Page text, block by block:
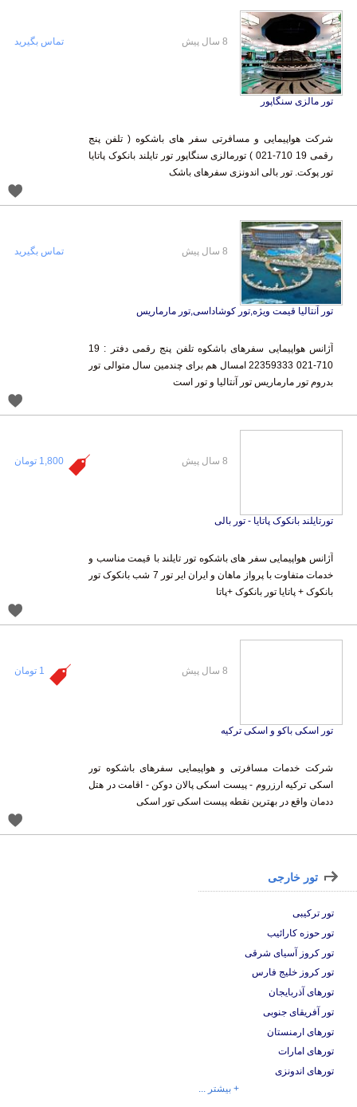
تور مالزی سنگاپور
شرکت هواپیمایی و مسافرتی سفر های باشکوه ( تلفن پنج
رقمی 19 710-021 ) تورمالزی سنگاپور تور تایلند بانکوک پاتایا
تور پوکت. تور بالی اندونزی سفرهای باشک
8 سال پیش تماس بگیرید
تور آنتالیا قیمت ویژه,تور کوشاداسی,تور مارماریس
آژانس هواپیمایی سفرهای باشکوه تلفن پنج رقمی دفتر : 19
710-021 22359333 امسال هم برای چندمین سال متوالی تور
بدروم تور مارماریس تور آنتالیا و تور است
8 سال پیش تماس بگیرید
تورتایلند بانکوک پاتایا - تور بالی
آژانس هواپیمایی سفر های باشکوه تور تایلند با قیمت مناسب و
خدمات متفاوت با پرواز ماهان و ایران ایر تور 7 شب بانکوک تور
بانکوک + پاتایا تور بانکوک +پاتا
8 سال پیش 1,800 تومان
تور اسکی باکو و اسکی ترکیه
شرکت خدمات مسافرتی و هواپیمایی سفرهای باشکوه تور
اسکی ترکیه ارزروم - پیست اسکی پالان دوکن - اقامت در هتل
ددمان واقع در بهترین نقطه پیست اسکی تور اسکی
8 سال پیش 1 تومان
تور خارجی
تور ترکیبی
تور حوزه کارائیب
تور کروز آسیای شرقی
تور کروز خلیج فارس
تورهای آذربایجان
تور آفریقای جنوبی
تورهای ارمنستان
تورهای امارات
تورهای اندونزی
+ بیشتر ...